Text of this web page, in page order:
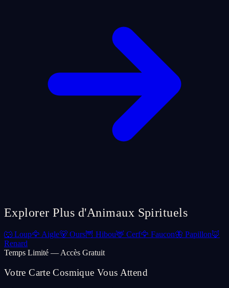
Explorer Plus d'Animaux Spirituels
🐺 Loup🦅 Aigle🐻 Ours🦉 Hibou🦌 Cerf🦅 Faucon🦋 Papillon🦊
Renard
Temps Limité — Accès Gratuit
Votre Carte Cosmique Vous Attend